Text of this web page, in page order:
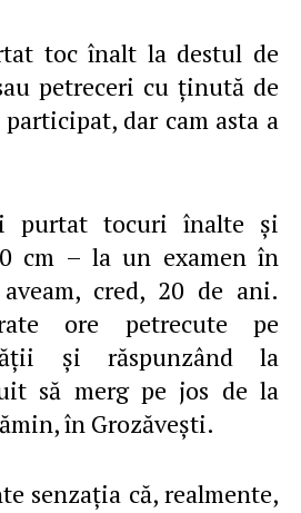
toc înalt la destul de
petreceri cu ţinută de
participat, dar cam asta a
purtat tocuri înalte şi
cm – la un examen în
cred, 20 de ani.
ore petrecute pe
şi răspunzând la
să merg pe jos de la
în Grozăveşti.
senzaţia că, realmente,